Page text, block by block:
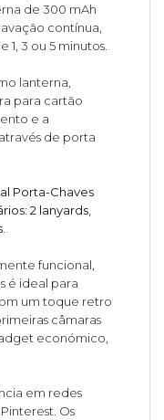
de 300 mAh
contínua,
3 ou 5 minutos.
lanterna,
para cartão
e a
de porta
Porta-Chaves
2 lanyards,
funcional,
é ideal para
um toque retro
câmaras
económico,
em redes
Os